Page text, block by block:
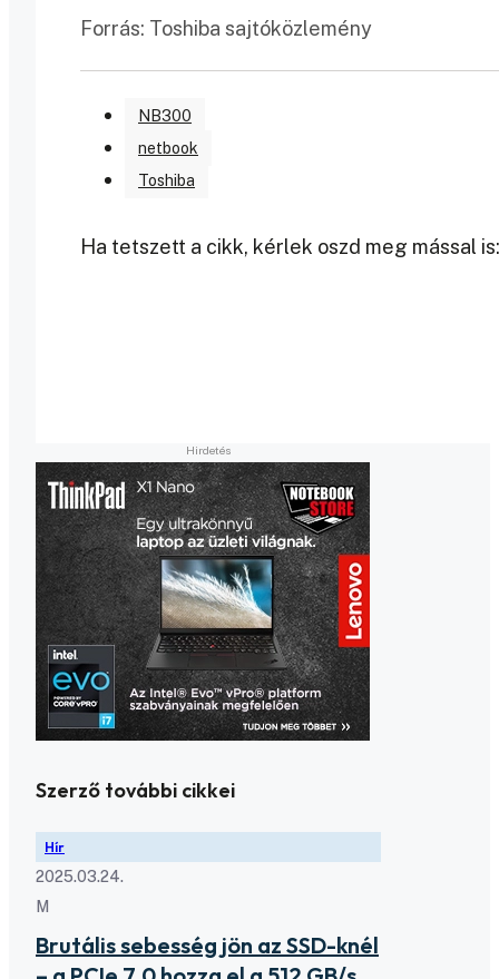
Forrás: Toshiba sajtóközlemény
NB300
netbook
Toshiba
Ha tetszett a cikk, kérlek oszd meg mással is:
Szerző további cikkei
Hír
2025.03.24.
M
Brutális sebesség jön az SSD-knél